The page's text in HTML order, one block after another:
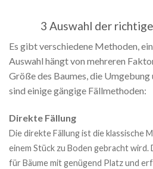
3 Auswahl der
Es gibt verschiedene Methoden,
Auswahl hängt von mehreren
Größe des Baumes, die
sind einige gängige Fällmethoden:
Direkte Fällung
Die direkte Fällung ist die klassische
einem Stück zu Boden gebracht
für Bäume mit genügend Platz und